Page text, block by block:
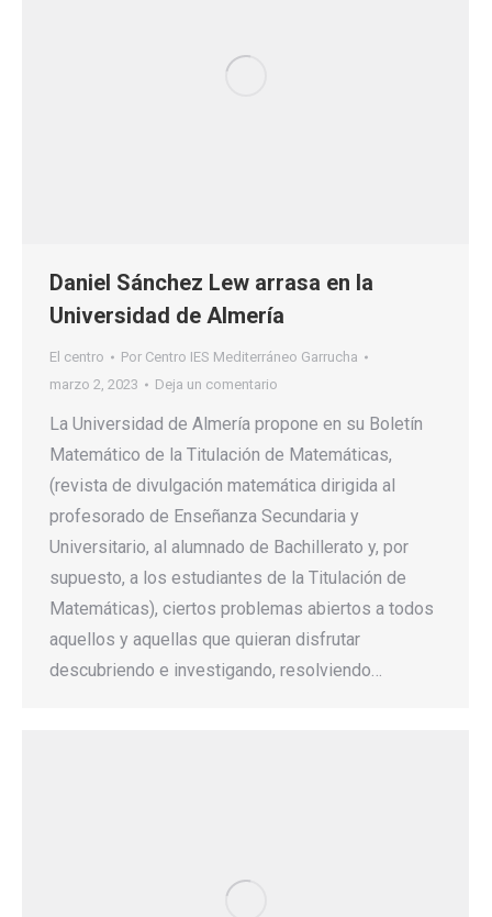
Daniel Sánchez Lew arrasa en la
Universidad de Almería
El centro Por Centro IES Mediterráneo Garrucha
marzo 2, 2023
Deja un comentario
La Universidad de Almería propone en su Boletín
Matemático de la Titulación de Matemáticas,
(revista de divulgación matemática dirigida al
profesorado de Enseñanza Secundaria y
Universitario, al alumnado de Bachillerato y, por
supuesto, a los estudiantes de la Titulación de
Matemáticas), ciertos problemas abiertos a todos
aquellos y aquellas que quieran disfrutar
descubriendo e investigando, resolviendo…